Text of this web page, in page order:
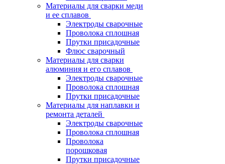
Материалы для сварки меди
и ее сплавов
Электроды сварочные
Проволока сплошная
Прутки присадочные
Флюс сварочный
Материалы для сварки
алюминия и его сплавов
Электроды сварочные
Проволока сплошная
Прутки присадочные
Материалы для наплавки и
ремонта деталей
Электроды сварочные
Проволока сплошная
Проволока
порошковая
Прутки присадочные